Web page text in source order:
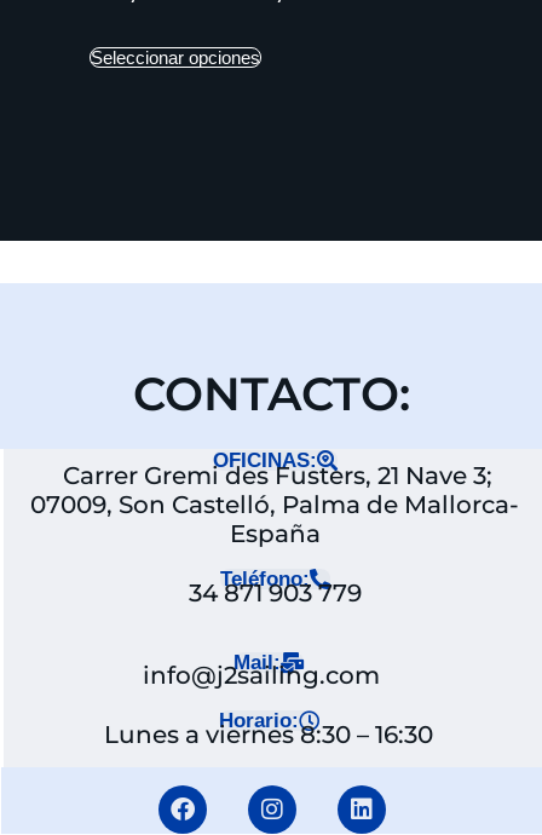
Seleccionar opciones
CONTACTO:
OFICINAS:
Carrer Gremi des Fusters, 21 Nave 3;
07009, Son Castelló, Palma de Mallorca-
España
Teléfono:
34 871 903 779
Mail:
info@j2sailing.com
Horario:
Lunes a viernes 8:30 – 16:30